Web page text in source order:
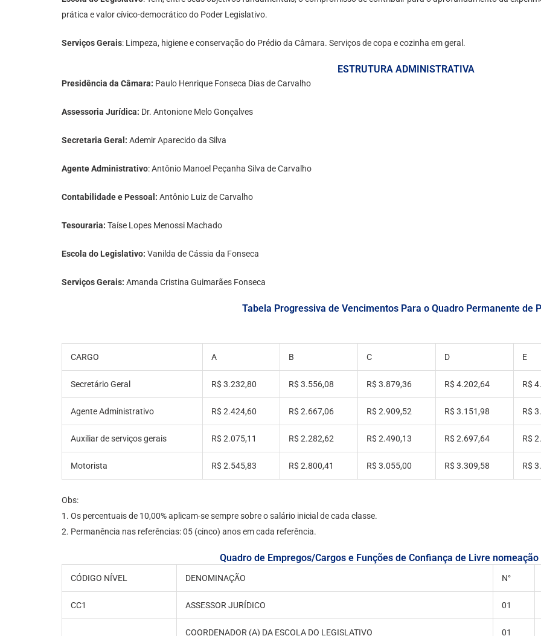
prática e valor cívico-democrático do Poder Legislativo.
Serviços Gerais: Limpeza, higiene e conservação do Prédio da Câmara. Serviços de copa e cozinha em geral.
ESTRUTURA ADMINISTRATIVA
Presidência da Câmara: Paulo Henrique Fonseca Dias de Carvalho
Assessoria Jurídica: Dr. Antonione Melo Gonçalves
Secretaria Geral: Ademir Aparecido da Silva
Agente Administrativo: Antônio Manoel Peçanha Silva de Carvalho
Contabilidade e Pessoal: Antônio Luiz de Carvalho
Tesouraria: Taíse Lopes Menossi Machado
Escola do Legislativo: Vanilda de Cássia da Fonseca
Serviços Gerais: Amanda Cristina Guimarães Fonseca
Tabela Progressiva de Vencimentos Para o Quadro Permanente de
CARGO A B C D E
Secretário Geral R$ 3.232,80 R$ 3.556,08 R$ 3.879,36 R$ 4.202,64 R$
Agente Administrativo R$ 2.424,60 R$ 2.667,06 R$ 2.909,52 R$ 3.151,98 R$
Auxiliar de serviços gerais R$ 2.075,11 R$ 2.282,62 R$ 2.490,13 R$ 2.697,64 R$
Motorista R$ 2.545,83 R$ 2.800,41 R$ 3.055,00 R$ 3.309,58 R$
Obs:
1. Os percentuais de 10,00% aplicam-se sempre sobre o salário inicial de cada classe.
2. Permanência nas referências: 05 (cinco) anos em cada referência.
Quadro de Empregos/Cargos e Funções de Confiança de Livre
CÓDIGO NÍVEL DENOMINAÇÃO N°
CC1 ASSESSOR JURÍDICO 01
COORDENADOR (A) DA ESCOLA DO LEGISLATIVO 01